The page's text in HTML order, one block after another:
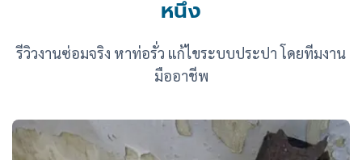
หนึ่ง
รีวิวงานซ่อมจริง หาท่อรั่ว แก้ไขระบบประปา โดยทีมงาน
มืออาชีพ